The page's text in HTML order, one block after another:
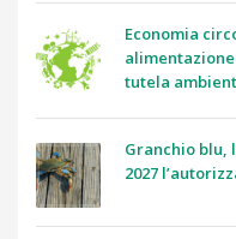
Economia
tutela
Granchio blu,
2027